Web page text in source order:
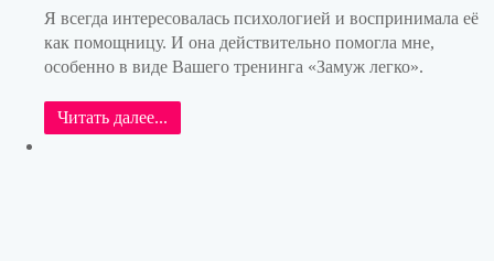
Я всегда интересовалась психологией и воспринимала её
как помощницу. И она действительно помогла мне,
особенно в виде Вашего тренинга «Замуж легко».
Читать далее...